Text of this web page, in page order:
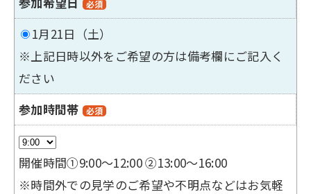
必須
1月21日（土）
※上記日時以外をご希望の方は備考欄にご記入く
ださい
参加時間帯
必須
開催時間①9:00～12:00 ②13:00～16:00
※時間外での見学のご希望や不明点などはお気軽